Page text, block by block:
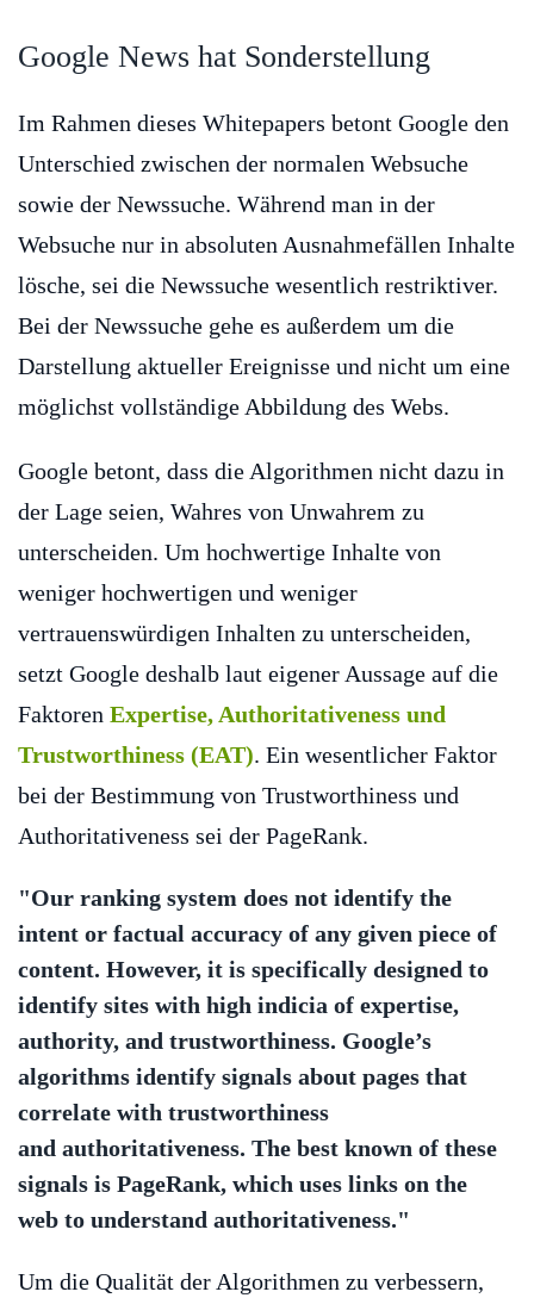
Google News hat Sonderstellung
Im Rahmen dieses Whitepapers betont Google den
Unterschied zwischen der normalen Websuche
sowie der Newssuche. Während man in der
Websuche nur in absoluten Ausnahmefällen Inhalte
lösche, sei die Newssuche wesentlich restriktiver.
Bei der Newssuche gehe es außerdem um die
Darstellung aktueller Ereignisse und nicht um eine
möglichst vollständige Abbildung des Webs.
Google betont, dass die Algorithmen nicht dazu in
der Lage seien, Wahres von Unwahrem zu
unterscheiden. Um hochwertige Inhalte von
weniger hochwertigen und weniger
vertrauenswürdigen Inhalten zu unterscheiden,
setzt Google deshalb laut eigener Aussage auf die
Faktoren Expertise, Authoritativeness und
Trustworthiness (EAT). Ein wesentlicher Faktor
bei der Bestimmung von Trustworthiness und
Authoritativeness sei der PageRank.
"Our ranking system does not identify the
intent or factual accuracy of any given piece of
content. However, it is specifically designed to
identify sites with high indicia of expertise,
authority, and trustworthiness. Google’s
algorithms identify signals about pages that
correlate with trustworthiness
and authoritativeness. The best known of these
signals is PageRank, which uses links on the
web to understand authoritativeness."
Um die Qualität der Algorithmen zu verbessern,